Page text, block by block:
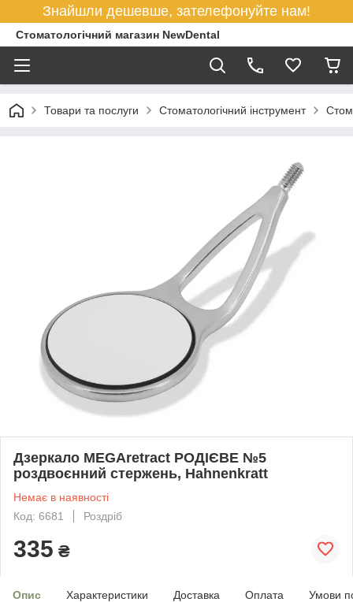
Знайшли дешевше, зателефонуйте нам!
Стоматологічний магазин NewDental
Товари та послуги Стоматологічний інструмент
Дзеркало MEGAretract РОДІЄВЕ №5
роздвоєнний стержень, Hahnenkratt
Немає в наявності
Код: 6681
Роздріб
335 ₴
Опис Характеристики Доставка Оплата Умови